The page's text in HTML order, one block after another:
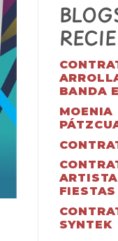
BANDA
MOENIA
SYNTEK